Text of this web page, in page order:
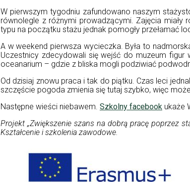
W pierwszym tygodniu zafundowano naszym
równolegle z różnymi prowadzącymi. Zajęcia
typu na początku stażu jednak pomogły przełamać
A w weekend pierwsza wycieczka. Była to
Uczestnicy zdecydowali się wejść do muzeum
oceanarium – gdzie z bliska mogli podziwiać
Od dzisiaj znowu praca i tak do piątku. Czas leci
szczęście pogoda zmienia się tutaj szybko, więc
Następne wieści niebawem. Szkolny facebook ukaże
Projekt „Zwiększenie szans na dobrą pracę poprzez
Kształcenie i szkolenia zawodowe.